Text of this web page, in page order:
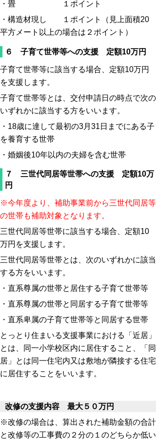
・ 畳 １ポイント
・構造材現し １ポイント（見上面積20
平方メート以上の場合は２ポイント）
６ 子育て世帯等への支援 定額10万円
子育て世帯等に該当する場合、定額10万円
を支援します。
子育て世帯等とは、交付申請日の時点で次の
いずれかに該当する方をいいます。
・18歳に達して最初の3月31日までにある子
を養育する世帯
・婚姻後10年以内の夫婦を含む世帯
７ 三世代同居等世帯への支援 定額10万
円
※今年度より、補助事業前から三世代同居等
の世帯も補助対象となります。
三世代同居等世帯に該当する場合、定額10
万円を支援します。
三世代同居等世帯とは、次のいずれかに該当
する方をいいます。
・直系尊属の世帯と居住する子育て世帯等
・直系尊属の世帯と同居する子育て世帯等
・直系卑属の子育て世帯等と同居する世帯
とっとり住まいる支援事業における「近居」
とは、同一小学校区内に居住すること、「同
居」とは同一住宅内又は敷地が隣接する住宅
に居住することをいいます。
改修の支援内容 最大５０万円
※改修の場合は、算出された補助金額の合計
と改修等の工事費の２分の１のどちらか低い